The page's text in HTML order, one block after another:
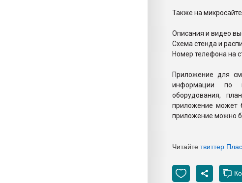
Также на
Описания и видео
Схема стенда и
Номер телефона на
Приложение для
информации по
оборудования,
приложение может
приложение можно
Читайте твиттер